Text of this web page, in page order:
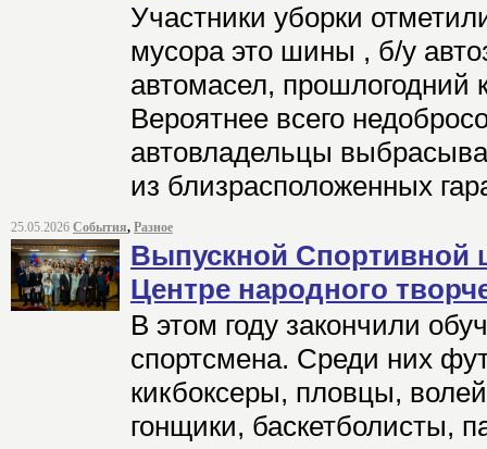
Участники уборки
мусора это шины , б/у
автомасел, прошлогодний
Вероятнее всего
автовладельцы
из близрасположенных
25.05.2026 События, Разное
Выпускной Спортивной
Центре народного
В этом году закончили
спортсмена. Среди них
кикбоксеры, пловцы,
гонщики, баскетболисты,